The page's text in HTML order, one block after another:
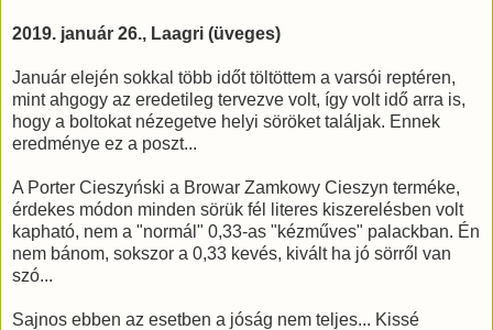
2019. január 26., Laagri (üveges)
Január elején sokkal több időt töltöttem a varsói reptéren,
mint ahgogy az eredetileg tervezve volt, így volt idő arra is,
hogy a boltokat nézegetve helyi söröket találjak. Ennek
eredménye ez a poszt...
A Porter Cieszyński a Browar Zamkowy Cieszyn terméke,
érdekes módon minden sörük fél literes kiszerelésben volt
kapható, nem a "normál" 0,33-as "kézműves" palackban. Én
nem bánom, sokszor a 0,33 kevés, kivált ha jó sörről van
szó...
Sajnos ebben az esetben a jóság nem teljes... Kissé